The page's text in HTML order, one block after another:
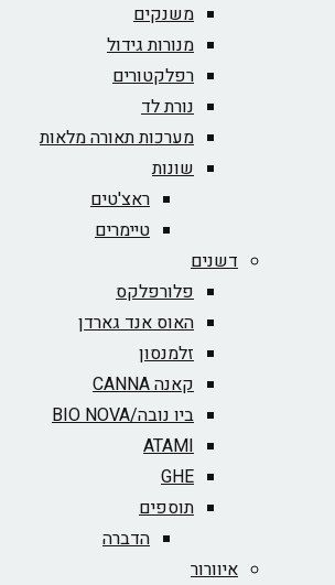
משנקים
מנורות גידול
רפלקטורים
נורת לד
מערכות תאורה מלאות
שונות
ראצ'טים
טיימרים
דשנים
פלורפלקס
האוס אנד גארדן
זלמנסון
קאנה CANNA
ביו נובה/BIO NOVA‏
ATAMI
GHE
תוספים
הדברה
איוורור